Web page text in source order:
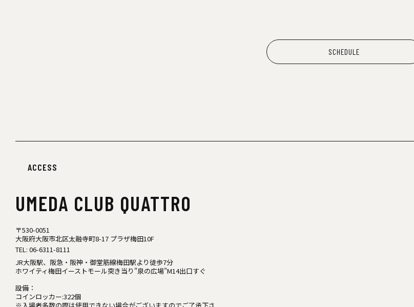
SCHEDULE
ACCESS
UMEDA CLUB QUATTRO
〒530-0051
大阪府大阪市北区太融寺町8-17 プラザ梅田10F
TEL: 06-6311-8111
JR大阪駅、阪急・阪神・御堂筋線梅田駅より徒歩7分
ホワイティ梅田イーストモール突き当り"泉の広場"M14出口すぐ
設備：
コインロッカー:322個